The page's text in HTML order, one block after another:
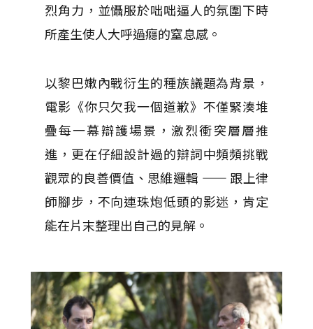
烈角力，並懾服於咄咄逼人的氛圍下時
所產生使人大呼過癮的窒息感。
以黎巴嫩內戰衍生的種族議題為背景，
電影《你只欠我一個道歉》不僅緊湊堆
疊每一幕辯護場景，激烈衝突層層推
進，更在仔細設計過的辯詞中頻頻挑戰
觀眾的良善價值、思維邏輯 —— 跟上律
師腳步，不向連珠炮低頭的影迷，肯定
能在片末整理出自己的見解。